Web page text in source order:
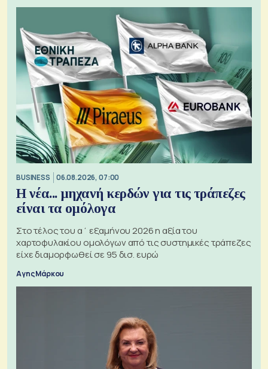
BUSINESS 06.08.2026, 07:00
Η νέα... μηχανή κερδών για τις τράπεζες
είναι τα ομόλογα
Στο τέλος του α΄ εξαμήνου 2026 η αξία του
χαρτοφυλακίου ομολόγων από τις συστημικές τράπεζες
είχε διαμορφωθεί σε 95 δισ. ευρώ
Αγης Μάρκου